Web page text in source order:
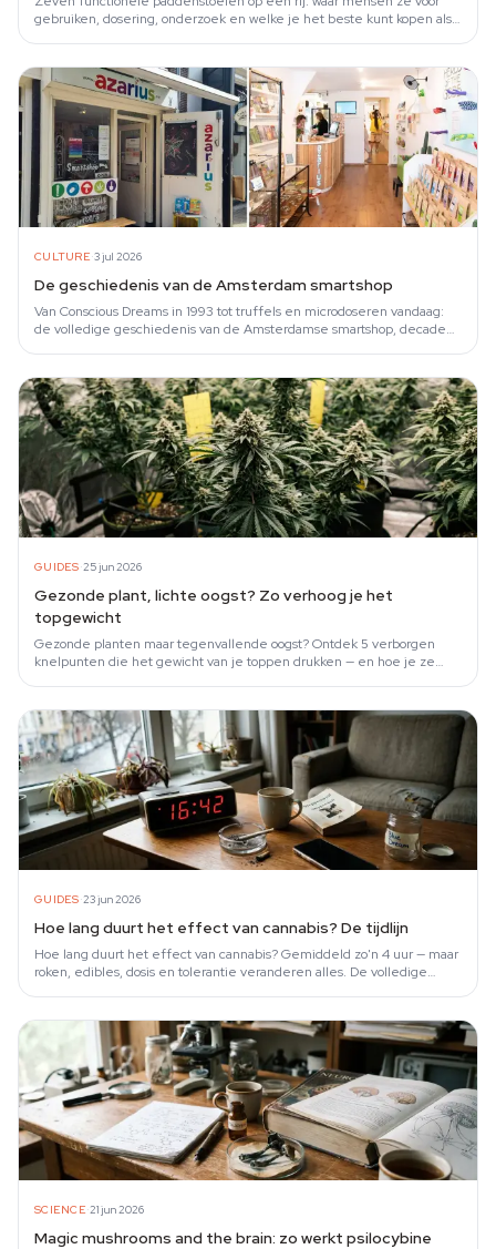
gebruiken, dosering, onderzoek en welke je het beste kunt kopen als
CULTURE·3 jul 2026
De geschiedenis van de Amsterdam smartshop
Van Conscious Dreams in 1993 tot truffels en microdoseren vandaag:
de volledige geschiedenis van de Amsterdamse smartshop, decade
GUIDES·25 jun 2026
Gezonde plant, lichte oogst? Zo verhoog je het
topgewicht
Gezonde planten maar tegenvallende oogst? Ontdek 5 verborgen
knelpunten die het gewicht van je toppen drukken — en hoe je ze
GUIDES·23 jun 2026
Hoe lang duurt het effect van cannabis? De tijdlijn
Hoe lang duurt het effect van cannabis? Gemiddeld zo'n 4 uur — maar
roken, edibles, dosis en tolerantie veranderen alles. De volledige
SCIENCE·21 jun 2026
Magic mushrooms and the brain: zo werkt psilocybine